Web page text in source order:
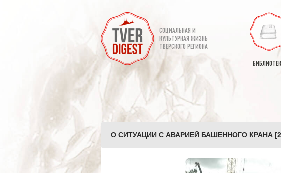
СОЦИАЛЬНАЯ И
КУЛЬТУРНАЯ ЖИЗНЬ
ТВЕРСКОГО РЕГИОНА
О СИТУАЦИИ С АВАРИЕЙ БАШЕННОГО КРАНА